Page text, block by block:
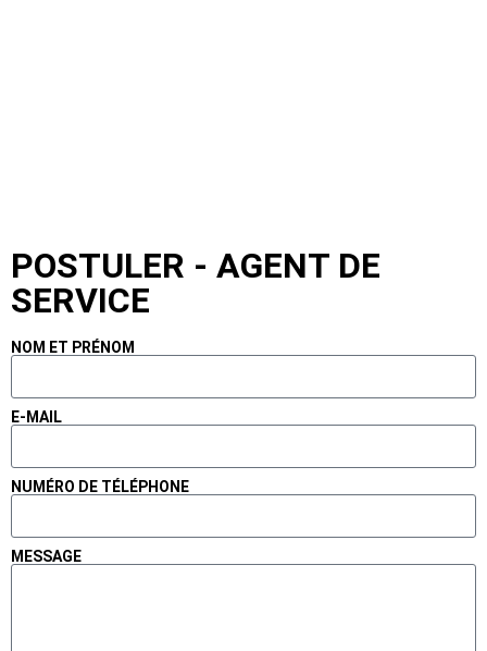
POSTULER - AGENT DE
SERVICE
NOM ET PRÉNOM
E-MAIL
NUMÉRO DE TÉLÉPHONE
MESSAGE